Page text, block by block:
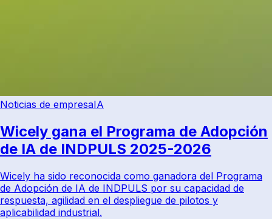
Noticias de empresaIA
Wicely gana el Programa de Adopción
de IA de INDPULS 2025-2026
Wicely ha sido reconocida como ganadora del Programa
de Adopción de IA de INDPULS por su capacidad de
respuesta, agilidad en el despliegue de pilotos y
aplicabilidad industrial.